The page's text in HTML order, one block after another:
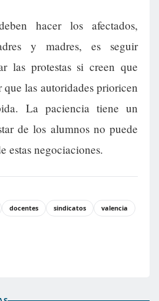
hacer los afectados,
y madres, es seguir
las protestas si creen que
que las autoridades prioricen
La paciencia tiene un
de los alumnos no puede
estas negociaciones.
docentes sindicatos valencia